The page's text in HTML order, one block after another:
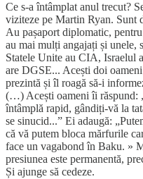
Ce s-a întâmplat anul trecut?
viziteze pe Martin Ryan. Sunt
Au pașaport diplomatic,
au mai mulți angajați și unele,
Statele Unite au CIA, Israelul
are DGSE... Acești doi
prezintă și îl roagă să-i
(…) Acești oameni îi răspund:
întâmplă rapid, gândiți-vă la
se sinucid...” Ei adaugă:
că vă putem bloca mărfurile
face un vagabond în Baku. »
presiunea este permanentă,
Și ajunge să cedeze.